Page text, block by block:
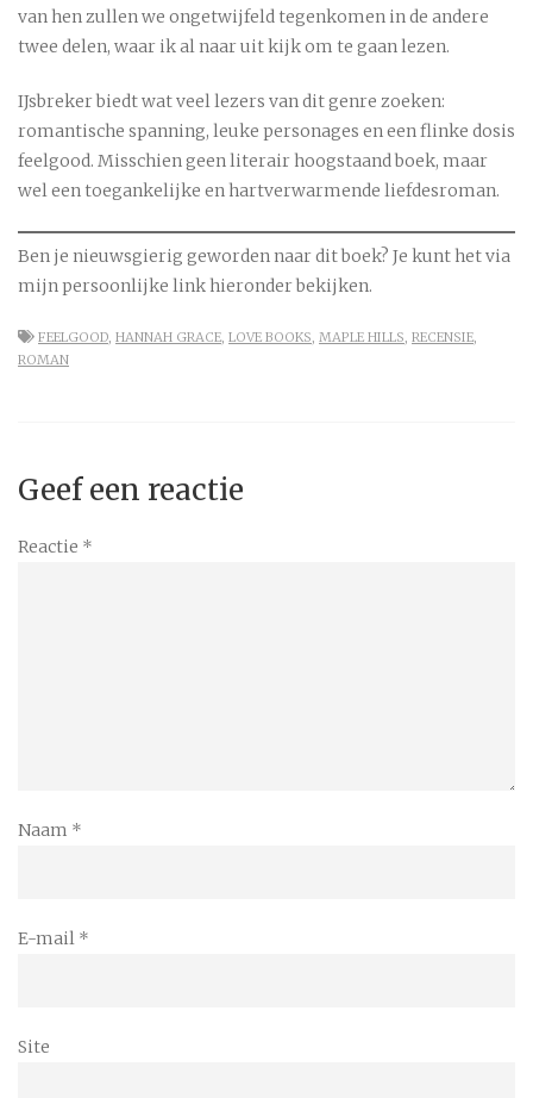
van hen zullen we ongetwijfeld tegenkomen in de andere
twee delen, waar ik al naar uit kijk om te gaan lezen.
IJsbreker biedt wat veel lezers van dit genre zoeken:
romantische spanning, leuke personages en een flinke dosis
feelgood. Misschien geen literair hoogstaand boek, maar
wel een toegankelijke en hartverwarmende liefdesroman.
Ben je nieuwsgierig geworden naar dit boek? Je kunt het via
mijn persoonlijke link hieronder bekijken.
FEELGOOD, HANNAH GRACE, LOVE BOOKS, MAPLE HILLS, RECENSIE,
ROMAN
Geef een reactie
Reactie *
Naam *
E-mail *
Site